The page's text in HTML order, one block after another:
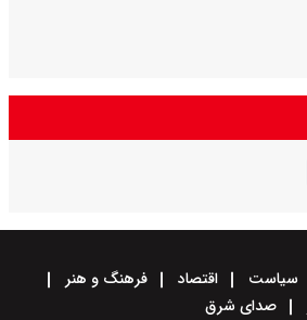
سیاست اقتصاد
فرهنگ و هنر
صدای شرق